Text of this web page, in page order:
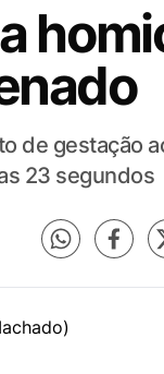
de gestação
23 segundos